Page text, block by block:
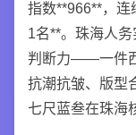
指数**966**，连
1名**。珠海人
判断力——一件
抗潮抗皱、版型
七尺蓝叁在珠海